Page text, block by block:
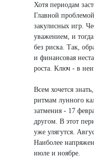
Хотя периодам
Главной
закулисных игр.
уважением, и
без риска. Так,
и финансовая
роста. Ключ - в
Всем хочется
ритмам лунного
затмения - 17
другом. В этот
уже улягутся.
Наиболее
июле и ноябре.